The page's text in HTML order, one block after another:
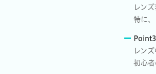
レン
特に
レン
初心